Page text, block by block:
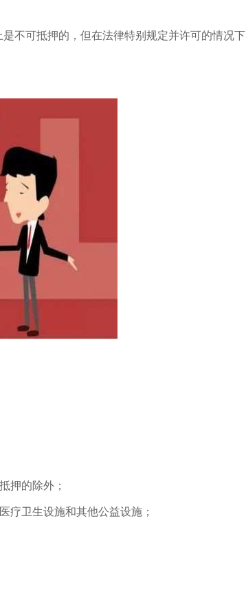
不可抵押的，但在法律特别规定并许可的情况下
押的除外；
疗卫生设施和其他公益设施；